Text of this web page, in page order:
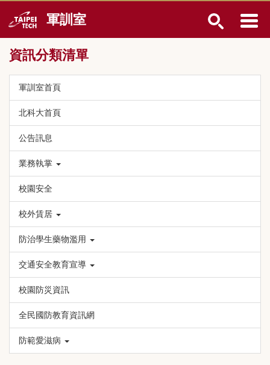
到
要
內
軍訓室
資訊分類清單
軍訓室首頁
北科大首頁
公告訊息
業務執掌
校園安全
校外賃居
防治學生藥物濫用
交通安全教育宣導
校園防災資訊
全民國防教育資訊網
防範愛滋病